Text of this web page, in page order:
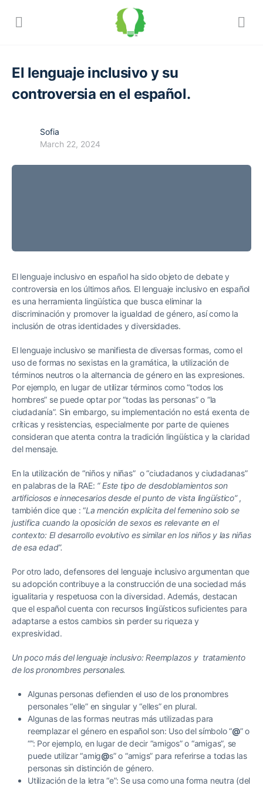
El lenguaje inclusivo y su
controversia en el español.
Sofia
March 22, 2024
El lenguaje inclusivo en español ha sido objeto de debate y
controversia en los últimos años. El lenguaje inclusivo en español
es una herramienta lingüística que busca eliminar la
discriminación y promover la igualdad de género, así como la
inclusión de otras identidades y diversidades.
El lenguaje inclusivo se manifiesta de diversas formas, como el
uso de formas no sexistas en la gramática, la utilización de
términos neutros o la alternancia de género en las expresiones.
Por ejemplo, en lugar de utilizar términos como “todos los
hombres” se puede optar por “todas las personas” o “la
ciudadanía”. Sin embargo, su implementación no está exenta de
críticas y resistencias, especialmente por parte de quienes
consideran que atenta contra la tradición lingüística y la claridad
del mensaje.
En la utilización de “niños y niñas” o “ciudadanos y ciudadanas”
en palabras de la RAE: “ Este tipo de desdoblamientos son
artificiosos e innecesarios desde el punto de vista lingüístico”,
también dice que : “La mención explícita del femenino solo se
justifica cuando la oposición de sexos es relevante en el
contexto: El desarrollo evolutivo es similar en los niños y las niñas
de esa edad”.
Por otro lado, defensores del lenguaje inclusivo argumentan que
su adopción contribuye a la construcción de una sociedad más
igualitaria y respetuosa con la diversidad. Además, destacan
que el español cuenta con recursos lingüísticos suficientes para
adaptarse a estos cambios sin perder su riqueza y
expresividad.
Un poco más del lenguaje inclusivo: Reemplazos y tratamiento
de los pronombres personales.
Algunas personas defienden el uso de los pronombres
personales “elle” en singular y “elles” en plural.
Algunas de las formas neutras más utilizadas para
reemplazar el género en español son: Uso del símbolo “@” o
“”: Por ejemplo, en lugar de decir “amigos” o “amigas”, se
puede utilizar “amig@s” o “amigs” para referirse a todas las
personas sin distinción de género.
Utilización de la letra “e”: Se usa como una forma neutra (del